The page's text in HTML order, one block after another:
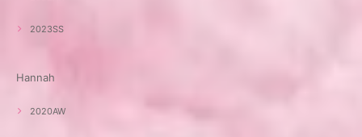
2023SS
Hannah
2020AW